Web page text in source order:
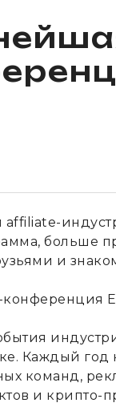
affiliate-
больше
и
Каждый
команд,
и крипто-